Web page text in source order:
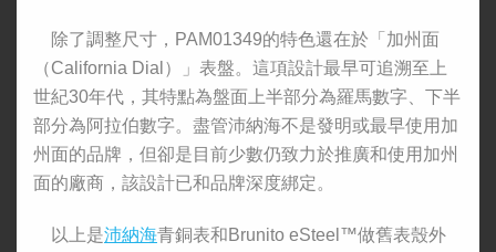
除了調整尺寸，PAM01349的特色還在於「加州面
（California Dial）」表盤。這項設計最早可追溯至上
世紀30年代，其特點為盤面上半部分為羅馬數字、下半
部分為阿拉伯數字。盡管沛納海不是發明或最早使用加
州面的品牌，但卻是目前少數仍致力於推廣和使用加州
面的廠商，該設計已和品牌深度綁定。
以上是沛納海青銅表和Brunito eSteel™做舊表殼外